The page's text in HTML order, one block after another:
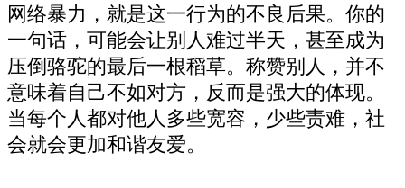
网络暴力，就是这一行为的不良后果。你的
一句话，可能会让别人难过半天，甚至成为
压倒骆驼的最后一根稻草。称赞别人，并不
意味着自己不如对方，反而是强大的体现。
当每个人都对他人多些宽容，少些责难，社
会就会更加和谐友爱。